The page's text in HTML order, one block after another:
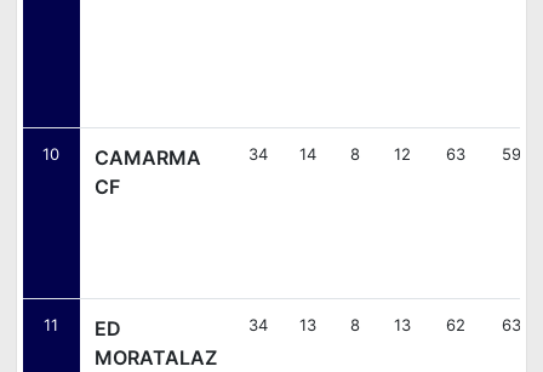
10
CAMARMA
CF
34 14 8 12 63 59
11
ED
MORATALAZ
34 13 8 13 62 63